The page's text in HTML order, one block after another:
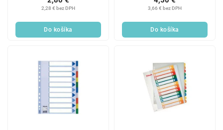
2,28 € bez DPH
Do košíka
3,66 € bez DPH
Do košíka